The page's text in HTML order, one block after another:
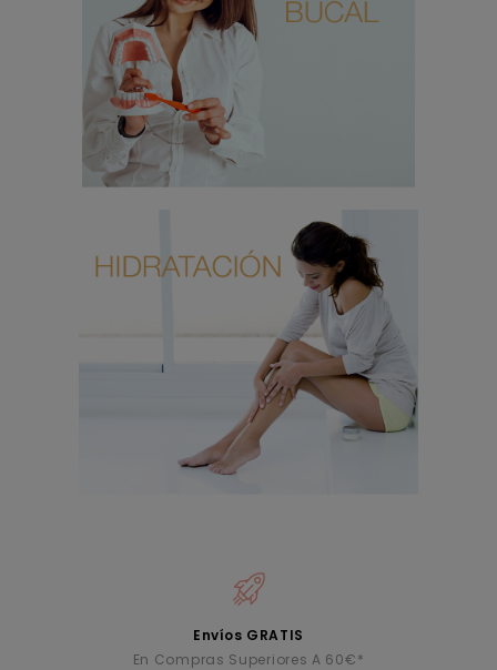
Envíos GRATIS
En Compras Superiores A 60€*